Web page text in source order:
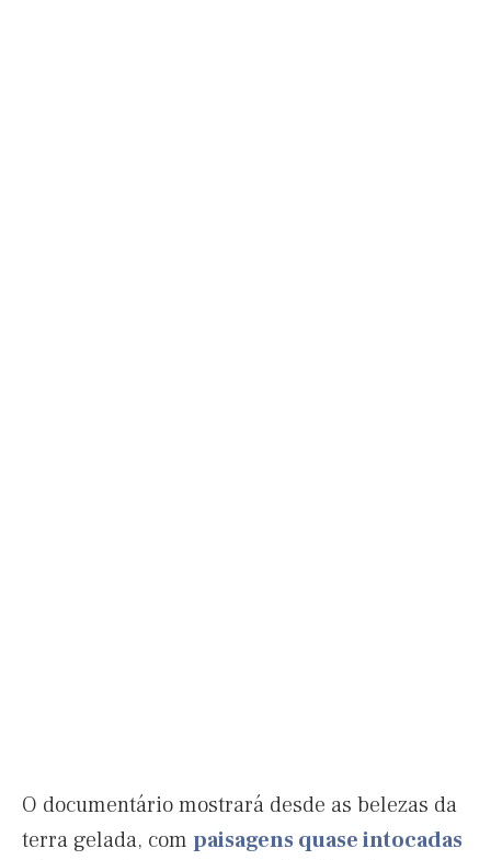
O documentário mostrará desde as belezas da
terra gelada, com paisagens quase intocadas